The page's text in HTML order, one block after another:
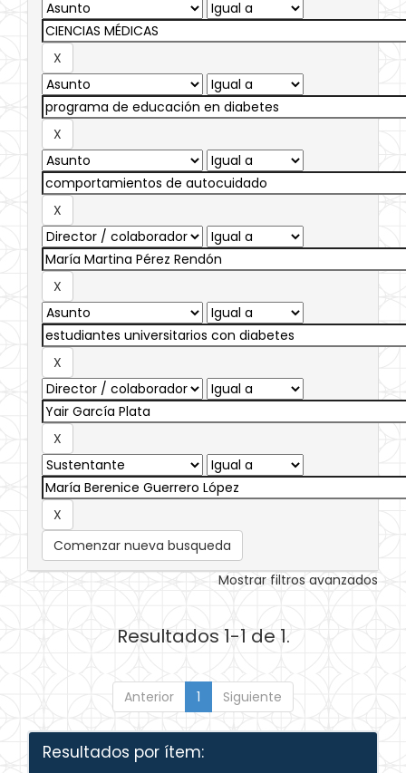
Comenzar nueva busqueda
Mostrar filtros avanzados
Resultados 1-1 de 1.
Anterior 1 Siguiente
Resultados por ítem: